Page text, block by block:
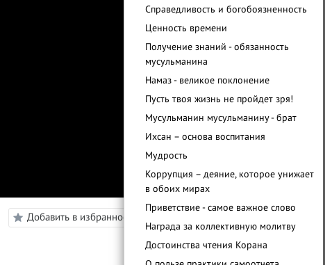
Добавить в избранное
Справедливость и богобоязненность
Ценность времени
Получение знаний - обязанность
мусульманина
Намаз - великое поклонение
Пусть твоя жизнь не пройдет зря!
Мусульманин мусульманину - брат
Ихсан – основа воспитания
Мудрость
Коррупция – деяние, которое унижает
в обоих мирах
Приветствие - самое важное слово
Награда за коллективную молитву
Достоинства чтения Корана